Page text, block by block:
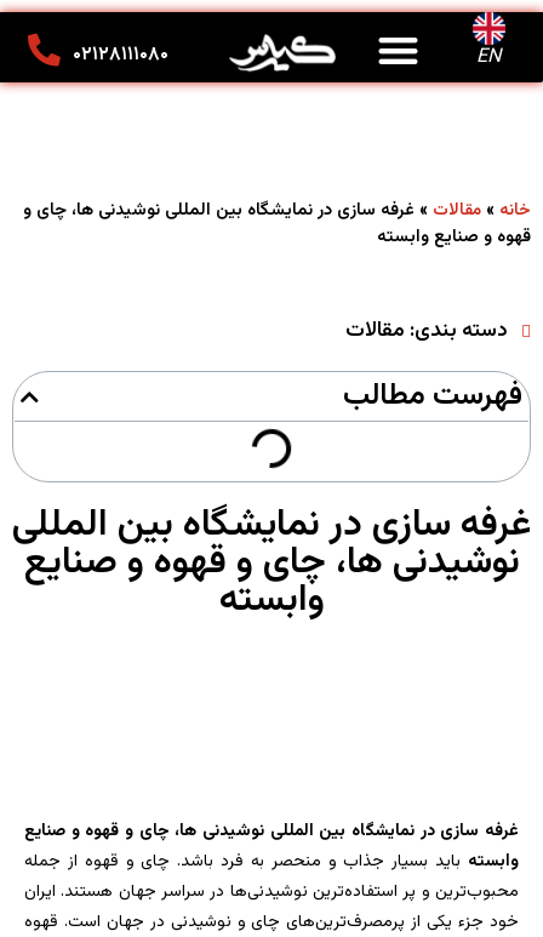
EN ۰۲۱۲۸۱۱۱۰۸۰
خانه » مقالات » غرفه سازی در نمایشگاه بین المللی نوشیدنی ها، چای و
قهوه و صنایع وابسته
دسته بندی: مقالات
فهرست مطالب
غرفه سازی در نمایشگاه بین المللی
نوشیدنی ها، چای و قهوه و صنایع
وابسته
غرفه سازی در نمایشگاه بین المللی نوشیدنی ها، چای و قهوه و صنایع
وابسته باید بسیار جذاب و منحصر به فرد باشد. چای و قهوه از جمله
محبوب‌ترین و پر استفاده‌ترین نوشیدنی‌ها در سراسر جهان هستند. ایران
خود جزء یکی از پرمصرف‌ترین‌های چای و نوشیدنی در جهان است. قهوه